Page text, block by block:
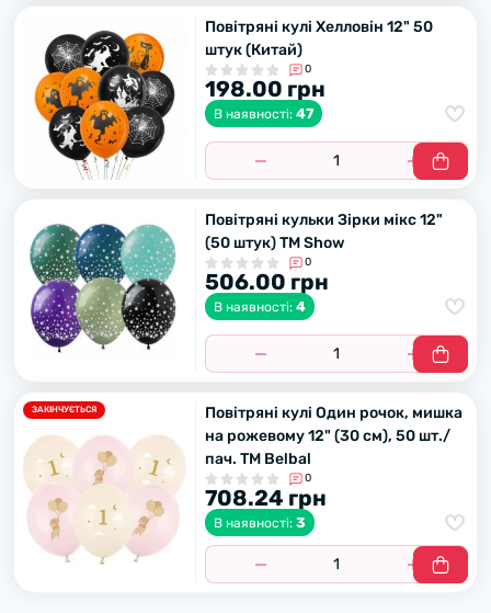
Повітряні кулі Хелловін 12" 50
штук (Китай)
0
198.00 грн
В наявності: 47
Повітряні кульки Зірки мікс 12"
(50 штук) ТМ Show
0
506.00 грн
В наявності: 4
ЗАКІНЧУЄТЬСЯ
Повітряні кулі Один рочок, мишка
на рожевому 12" (30 см), 50 шт./
пач. TM Belbal
0
708.24 грн
В наявності: 3